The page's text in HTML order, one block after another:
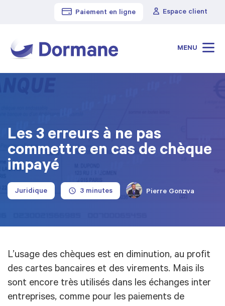
Paiement en ligne Espace client
MENU
Cabinet Dormane > Blog
>
Les 3 erreurs à ne pas
commettre en cas de chèque
impayé
Juridique Pierre Gonzva
L’usage des chèques est en diminution, au profit
des cartes bancaires et des virements. Mais ils
sont encore très utilisés dans les échanges inter
entreprises, comme pour les paiements de